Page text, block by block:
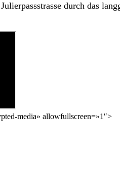
durch das
media» allowfullscreen=»1″>